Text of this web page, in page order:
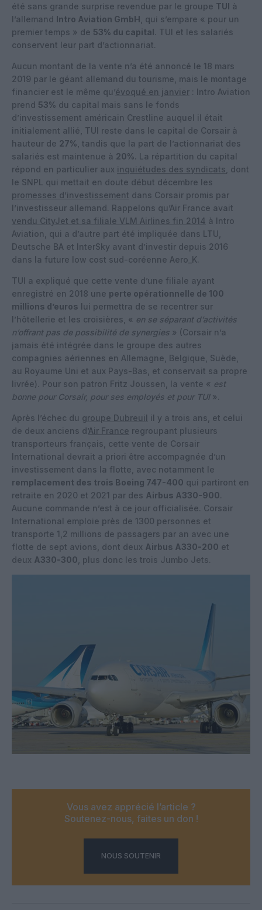
été sans grande surprise revendue par le groupe TUI à
l’allemand Intro Aviation GmbH , qui s’empare « pour un
premier temps » de 53% du capital. TUI et les salariés
conservent leur part d’actionnariat.
Aucun montant de la vente n’a été annoncé le 18 mars
2019 par le géant allemand du tourisme, mais le montage
financier est le même qu’évoqué en janvier : Intro Aviation
prend 53% du capital mais sans le fonds
d’investissement américain Crestline auquel il était
initialement allié, TUI reste dans le capital de Corsair à
hauteur de 27% , tandis que la part de l’actionnariat des
salariés est maintenue à 20%. La répartition du capital
répond en particulier aux inquiétudes des syndicats , dont
le SNPL qui mettait en doute début décembre les
promesses d’investissement dans Corsair promis par
l’investisseur allemand. Rappelons qu’Air France avait
vendu CityJet et sa filiale VLM Airlines fin 2014 à Intro
Aviation, qui a d’autre part été impliquée dans LTU,
Deutsche BA et InterSky avant d’investir depuis 2016
dans la future low cost sud-coréenne Aero_K.
TUI a expliqué que cette vente d’une filiale ayant
enregistré en 2018 une perte opérationnelle de 100
millions d’euros lui permettra de se recentrer sur
l’hôtellerie et les croisières, « en se séparant d’activités
n’offrant pas de possibilité de synergies » (Corsair n’a
jamais été intégrée dans le groupe des autres
compagnies aériennes en Allemagne, Belgique, Suède,
au Royaume Uni et aux Pays-Bas, et conservait sa propre
livrée). Pour son patron Fritz Joussen, la vente « est
bonne pour Corsair, pour ses employés et pour TUI».
Après l’échec du groupe Dubreuil il y a trois ans, et celui
de deux anciens d’Air France regroupant plusieurs
transporteurs français, cette vente de Corsair
International devrait a priori être accompagnée d’un
investissement dans la flotte, avec notamment le
remplacement des trois Boeing 747-400 qui partiront en
retraite en 2020 et 2021 par des Airbus A330-900.
Aucune commande n’est à ce jour officialisée. Corsair
International emploie près de 1300 personnes et
transporte 1,2 millions de passagers par an avec une
flotte de sept avions, dont deux Airbus A330-200 et
deux A330-300 , plus donc les trois Jumbo Jets.
Vous avez apprécié l’article ?
Soutenez-nous, faites un don !
NOUS SOUTENIR